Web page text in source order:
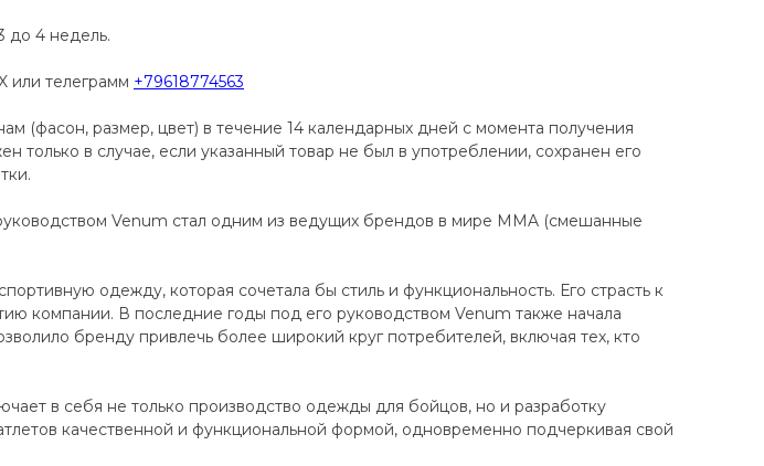
до 4 недель.
или телеграмм +79618774563
(фасон, размер, цвет) в течение 14 календарных дней с момента получения
только в случае, если указанный товар не был в употреблении, сохранен его
Venum стал одним из ведущих брендов в мире MMA (смешанные
одежду, которая сочетала бы стиль и функциональность. Его страсть к
компании. В последние годы под его руководством Venum также начала
бренду привлечь более широкий круг потребителей, включая тех, кто
в себя не только производство одежды для бойцов, но и разработку
качественной и функциональной формой, одновременно подчеркивая свой